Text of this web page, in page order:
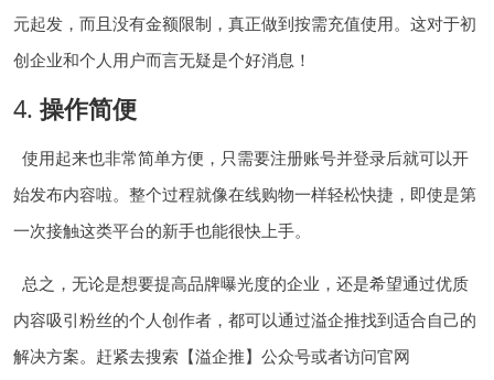
元起发，而且没有金额限制，真正做到按需充值使用。这对于初
创企业和个人用户而言无疑是个好消息！
4. 操作简便
使用起来也非常简单方便，只需要注册账号并登录后就可以开
始发布内容啦。整个过程就像在线购物一样轻松快捷，即使是第
一次接触这类平台的新手也能很快上手。
总之，无论是想要提高品牌曝光度的企业，还是希望通过优质
内容吸引粉丝的个人创作者，都可以通过溢企推找到适合自己的
解决方案。赶紧去搜索【溢企推】公众号或者访问官网